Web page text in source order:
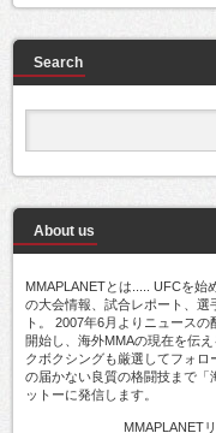
Search
About us
MMAPLANETとは..... UFCを始
の大会情報、試合レポート、選
ト。 2007年6月よりニュース
開始し、海外MMAの現在を伝
クボクシングも厳選してフォ
の届かない良質の格闘技まで
ットーに発信します。
MMAPLANET